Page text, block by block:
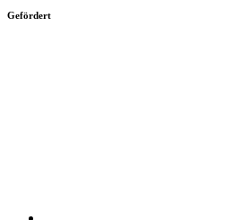
Gefördert